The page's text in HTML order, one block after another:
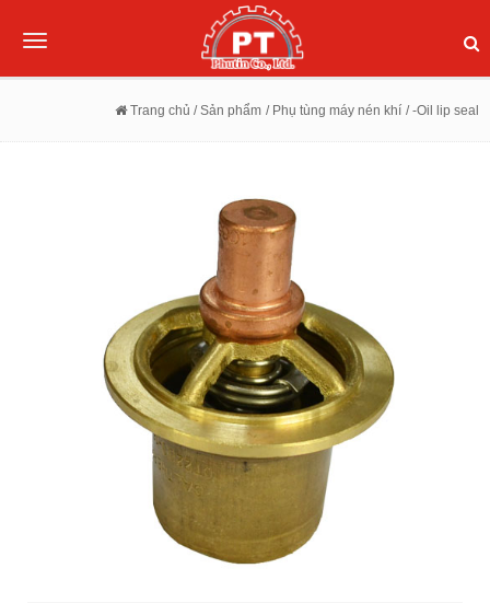
Toggle
Trang chủ / Sản phẩm / Phụ tùng máy nén khí / -Oil lip seal